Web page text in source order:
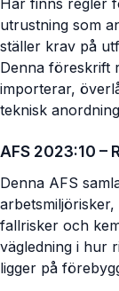
Här finns regler
utrustning som
ställer krav på
Denna föreskrift
importerar,
teknisk
AFS 2023:10 –
Denna AFS
fallrisker och
vägledning i hur
ligger på